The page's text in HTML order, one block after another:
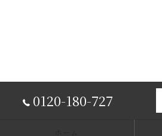
0120-180-727